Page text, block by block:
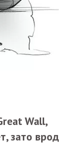
Wall,
зато